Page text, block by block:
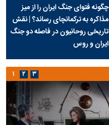
چگونه فتوای جنگ ایران را از میز
مذاکره به ترکمانچای رساند؟ | نقش
تاریخی روحانیون در فاصله دو جنگ
ایران و روس
۱ ۲ ۳